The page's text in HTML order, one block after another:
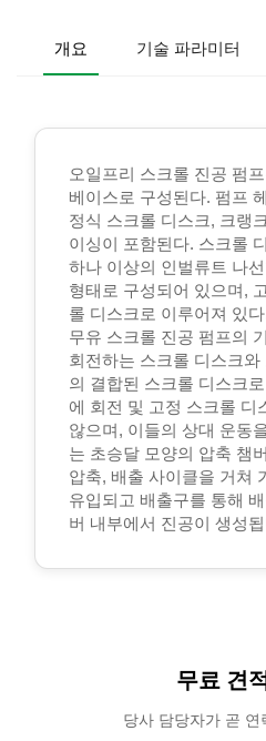
개요 기술 파라미터
오일프리 스크롤 진공 펌
베이스로 구성된다. 펌프
정식 스크롤 디스크, 크랭
이싱이 포함된다. 스크롤
하나 이상의 인벌류트 나
형태로 구성되어 있으며,
롤 디스크로 이루어져 있
무유 스크롤 진공 펌프의
회전하는 스크롤 디스크
의 결합된 스크롤 디스크
에 회전 및 고정 스크롤 디
않으며, 이들의 상대 운동
는 초승달 모양의 압축 챔
압축, 배출 사이클을 거쳐
유입되고 배출구를 통해
버 내부에서 진공이 생성
무료 견
당사 담당자가 곧 연